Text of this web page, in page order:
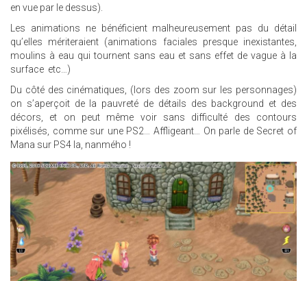
en vue par le dessus).
Les animations ne bénéficient malheureusement pas du détail
qu’elles mériteraient (animations faciales presque inexistantes,
moulins à eau qui tournent sans eau et sans effet de vague à la
surface etc…)
Du côté des cinématiques, (lors des zoom sur les personnages)
on s’aperçoit de la pauvreté de détails des background et des
décors, et on peut même voir sans difficulté des contours
pixélisés, comme sur une PS2… Affligeant… On parle de Secret of
Mana sur PS4 la, nanmého !
23.JPG